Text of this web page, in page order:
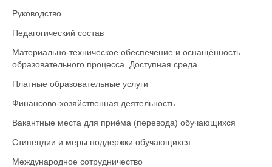
Руководство
Педагогический состав
Материально-техническое обеспечение и оснащённость
образовательного процесса. Доступная среда
Платные образовательные услуги
Финансово-хозяйственная деятельность
Вакантные места для приёма (перевода) обучающихся
Стипендии и меры поддержки обучающихся
Международное сотрудничество